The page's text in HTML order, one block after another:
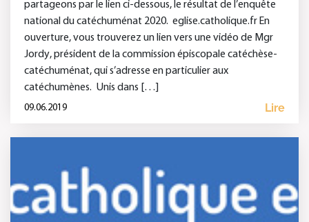
partageons par le lien ci-dessous, le résultat de l’enquête
national du catéchuménat 2020. eglise.catholique.fr En
ouverture, vous trouverez un lien vers une vidéo de Mgr
Jordy, président de la commission épiscopale catéchèse-
catéchuménat, qui s’adresse en particulier aux
catéchumènes. Unis dans […]
09.06.2019 Lire